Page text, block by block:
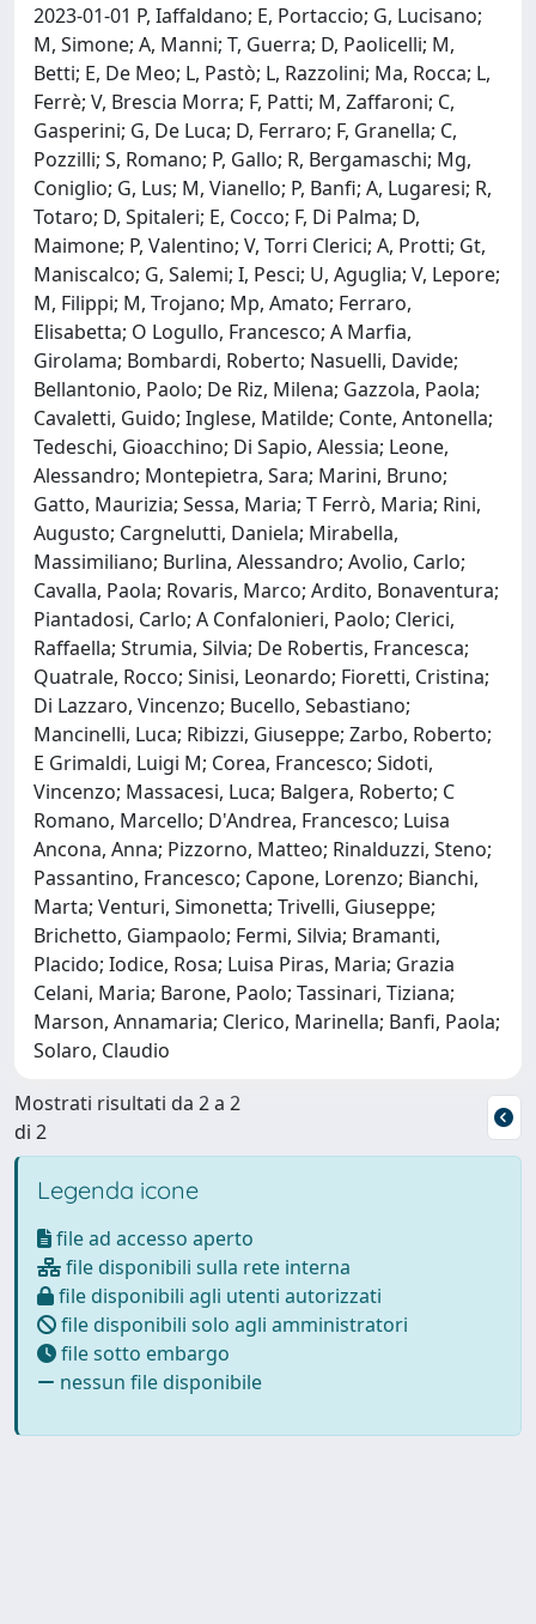
2023-01-01 P, Iaffaldano; E, Portaccio; G, Lucisano;
M, Simone; A, Manni; T, Guerra; D, Paolicelli; M,
Betti; E, De Meo; L, Pastò; L, Razzolini; Ma, Rocca; L,
Ferrè; V, Brescia Morra; F, Patti; M, Zaffaroni; C,
Gasperini; G, De Luca; D, Ferraro; F, Granella; C,
Pozzilli; S, Romano; P, Gallo; R, Bergamaschi; Mg,
Coniglio; G, Lus; M, Vianello; P, Banfi; A, Lugaresi; R,
Totaro; D, Spitaleri; E, Cocco; F, Di Palma; D,
Maimone; P, Valentino; V, Torri Clerici; A, Protti; Gt,
Maniscalco; G, Salemi; I, Pesci; U, Aguglia; V, Lepore;
M, Filippi; M, Trojano; Mp, Amato; Ferraro,
Elisabetta; O Logullo, Francesco; A Marfia,
Girolama; Bombardi, Roberto; Nasuelli, Davide;
Bellantonio, Paolo; De Riz, Milena; Gazzola, Paola;
Cavaletti, Guido; Inglese, Matilde; Conte, Antonella;
Tedeschi, Gioacchino; Di Sapio, Alessia; Leone,
Alessandro; Montepietra, Sara; Marini, Bruno;
Gatto, Maurizia; Sessa, Maria; T Ferrò, Maria; Rini,
Augusto; Cargnelutti, Daniela; Mirabella,
Massimiliano; Burlina, Alessandro; Avolio, Carlo;
Cavalla, Paola; Rovaris, Marco; Ardito, Bonaventura;
Piantadosi, Carlo; A Confalonieri, Paolo; Clerici,
Raffaella; Strumia, Silvia; De Robertis, Francesca;
Quatrale, Rocco; Sinisi, Leonardo; Fioretti, Cristina;
Di Lazzaro, Vincenzo; Bucello, Sebastiano;
Mancinelli, Luca; Ribizzi, Giuseppe; Zarbo, Roberto;
E Grimaldi, Luigi M; Corea, Francesco; Sidoti,
Vincenzo; Massacesi, Luca; Balgera, Roberto; C
Romano, Marcello; D'Andrea, Francesco; Luisa
Ancona, Anna; Pizzorno, Matteo; Rinalduzzi, Steno;
Passantino, Francesco; Capone, Lorenzo; Bianchi,
Marta; Venturi, Simonetta; Trivelli, Giuseppe;
Brichetto, Giampaolo; Fermi, Silvia; Bramanti,
Placido; Iodice, Rosa; Luisa Piras, Maria; Grazia
Celani, Maria; Barone, Paolo; Tassinari, Tiziana;
Marson, Annamaria; Clerico, Marinella; Banfi, Paola;
Solaro, Claudio
Mostrati risultati da 2 a 2
di 2
Legenda icone
file ad accesso aperto
file disponibili sulla rete interna
file disponibili agli utenti autorizzati
file disponibili solo agli amministratori
file sotto embargo
nessun file disponibile